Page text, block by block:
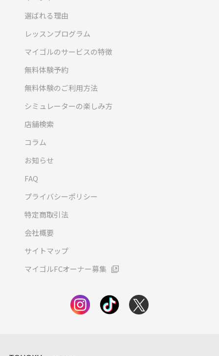
選ばれる理由
レッスンプログラム
マイゴルのサービスの特徴
無料体験予約
無料体験のご利用方法
シミュレーターの楽しみ方
店舗検索
コラム
お知らせ
FAQ
プライバシーポリシー
特定商取引法
会社概要
サイトマップ
マイゴルFCオーナー募集